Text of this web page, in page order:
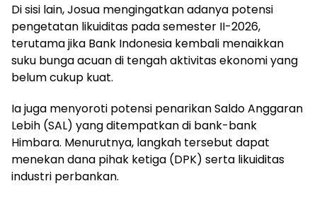
Di sisi lain, Josua mengingatkan adanya potensi
pengetatan likuiditas pada semester II-2026,
terutama jika Bank Indonesia kembali menaikkan
suku bunga acuan di tengah aktivitas ekonomi yang
belum cukup kuat.
Ia juga menyoroti potensi penarikan Saldo Anggaran
Lebih (SAL) yang ditempatkan di bank-bank
Himbara. Menurutnya, langkah tersebut dapat
menekan dana pihak ketiga (DPK) serta likuiditas
industri perbankan.